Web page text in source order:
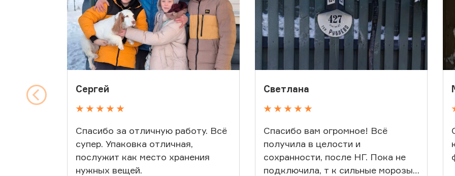
Сергей
Спасибо за отличную работу. Всё
супер. Упаковка отличная,
послужит как место хранения
нужных вещей.
Светлана
Спасибо вам огромное! Всё
получила в целости и
сохранности, после НГ. Пока не
подключила, т к сильные морозы,